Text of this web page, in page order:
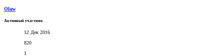
Olaw
Активный участник
12 Дек 2016
820
1